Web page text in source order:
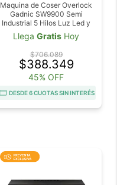
Maquina de Coser Overlock
Gadnic SW9900 Semi
Industrial 5 Hilos Luz Led y
Pedal
Llega Gratis Hoy
$706.089
$388.349
45% OFF
DESDE 6 CUOTAS SIN INTERÉS